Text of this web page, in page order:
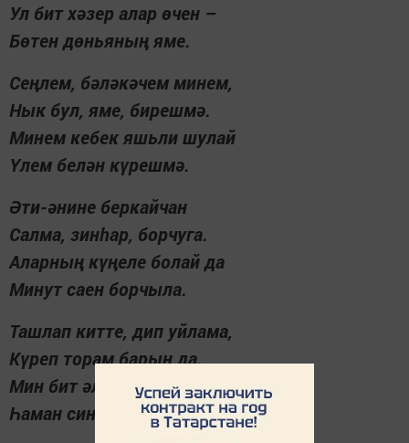
Ул бит хәзер алар өчен –
Бөтен дөньяның яме.
Сеңлем, бәләкәчем минем,
Нык бул, яме, бирешмә.
Минем кебек яшьли шулай
Үлем белән күрешмә.
Әти-әнине беркайчан
Салма, зинһар, борчуга.
Аларның күңеле болай да
Минут саен борчыла.
Ташлап китте, дип уйлама,
Күреп торам барын да.
Мин бит әллә кайда түгел,
Һаман синең яныңда...